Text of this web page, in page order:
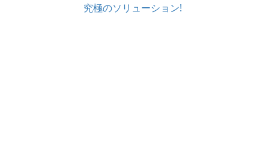
究極のソリューション!